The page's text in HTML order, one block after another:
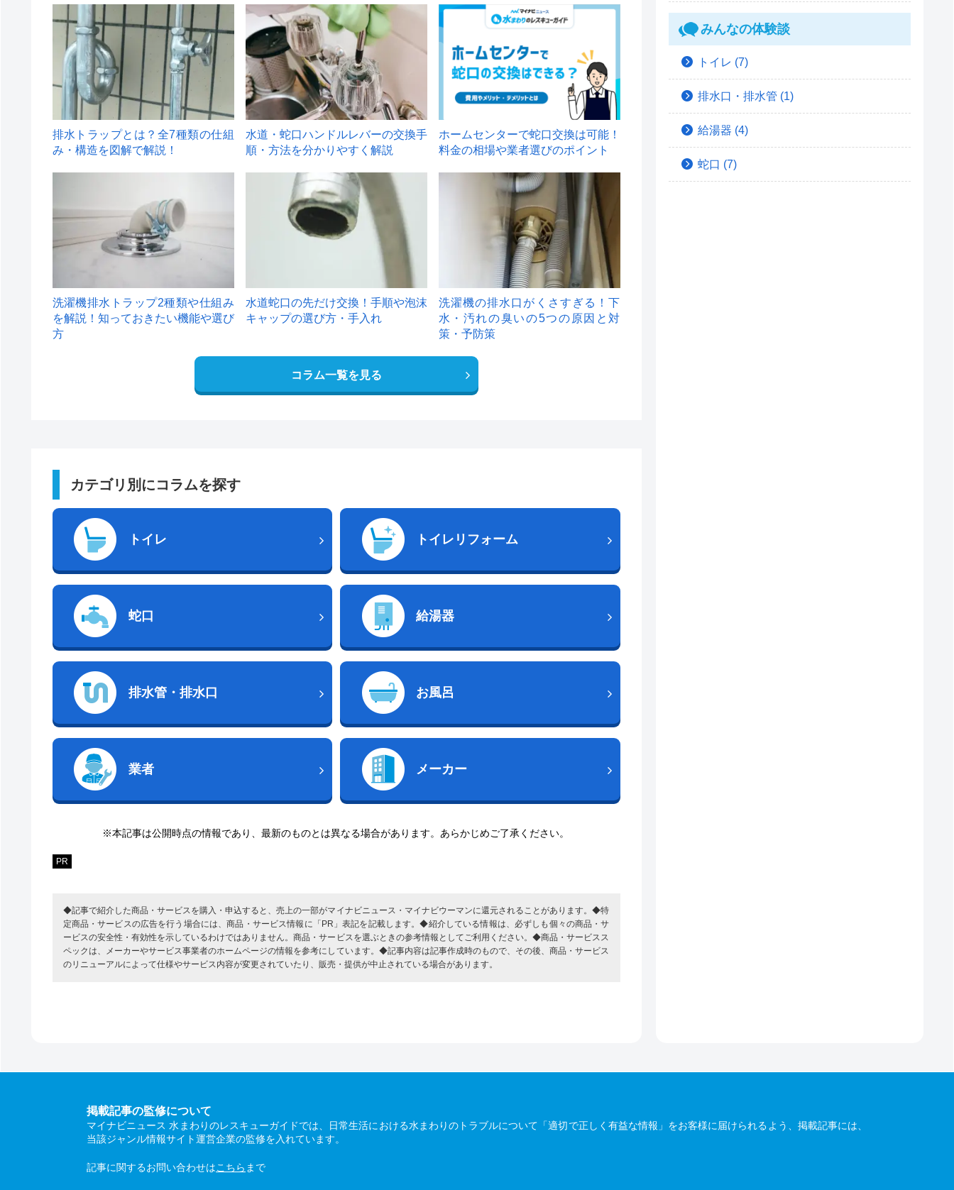
1
排水トラップとは？全7種類の仕組
み・構造を図解で解説！
2
水道・蛇口ハンドルレバーの交換手
順・方法を分かりやすく解説
ホームセンターで蛇口交換は可能！
料金の相場や業者選びのポイント
洗濯機排水トラップ2種類や仕組み
を解説！知っておきたい機能や選び
方
水道蛇口の先だけ交換！手順や泡沫
キャップの選び方・手入れ
洗濯機の排水口がくさすぎる！下
水・汚れの臭いの5つの原因と対
策・予防策
コラム一覧を見る
カテゴリ別にコラムを探す
トイレ トイレリフォーム
蛇口 給湯器
排水管・排水口 お風呂
業者 メーカー
※本記事は公開時点の情報であり、最新のものとは異なる場合があります。あらかじめご了承ください。
PR
◆記事で紹介した商品・サービスを購入・申込すると、売上の一部がマイナビニュース・マイナビウーマンに還元されることがあります。◆特
定商品・サービスの広告を行う場合には、商品・サービス情報に「PR」表記を記載します。◆紹介している情報は、必ずしも個々の商品・サ
ービスの安全性・有効性を示しているわけではありません。商品・サービスを選ぶときの参考情報としてご利用ください。◆商品・サービスス
ペックは、メーカーやサービス事業者のホームページの情報を参考にしています。◆記事内容は記事作成時のもので、その後、商品・サービス
のリニューアルによって仕様やサービス内容が変更されていたり、販売・提供が中止されている場合があります。
みんなの体験談
トイレ (7)
排水口・排水管 (1)
給湯器 (4)
蛇口 (7)
掲載記事の監修について
マイナビニュース 水まわりのレスキューガイドでは、日常生活における水まわりのトラブルについて「適切で正しく有益な情報」をお客様に届けられるよう、掲載記事には、
当該ジャンル情報サイト運営企業の監修を入れています。
記事に関するお問い合わせはこちら まで